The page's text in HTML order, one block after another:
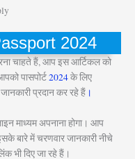
2024
चाहते हैं, आप इस आर्टिकल को
पासपोर्ट2024के लिए
प्रदान कर रहे हैं ।
माध्यम अपनाना होगा। आप
बारे में चरणवार जानकारी नीचे
भी दिए जा रहे हैं।